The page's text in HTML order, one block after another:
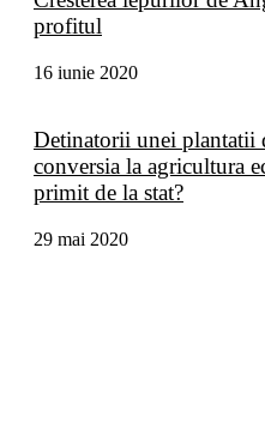
profitul
16 iunie 2020
Detinatorii unei plantatii
conversia la agricultura
primit de la stat?
29 mai 2020